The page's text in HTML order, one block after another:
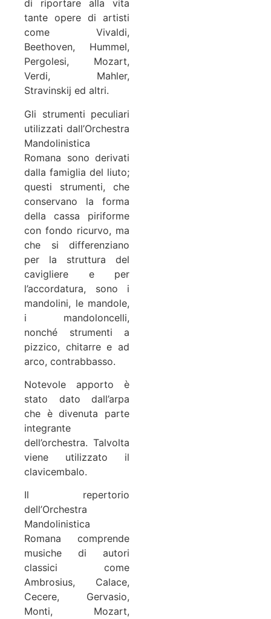
di riportare alla vita
tante opere di artisti
come Vivaldi,
Beethoven, Hummel,
Pergolesi, Mozart,
Verdi, Mahler,
Stravinskij ed altri.
Gli strumenti peculiari
utilizzati dall’Orchestra
Mandolinistica
Romana sono derivati
dalla famiglia del liuto;
questi strumenti, che
conservano la forma
della cassa piriforme
con fondo ricurvo, ma
che si differenziano
per la struttura del
cavigliere e per
l’accordatura, sono i
mandolini, le mandole,
i mandoloncelli,
nonché strumenti a
pizzico, chitarre e ad
arco, contrabbasso.
Notevole apporto è
stato dato dall’arpa
che è divenuta parte
integrante
dell’orchestra. Talvolta
viene utilizzato il
clavicembalo.
Il repertorio
dell’Orchestra
Mandolinistica
Romana comprende
musiche di autori
classici come
Ambrosius, Calace,
Cecere, Gervasio,
Monti, Mozart,